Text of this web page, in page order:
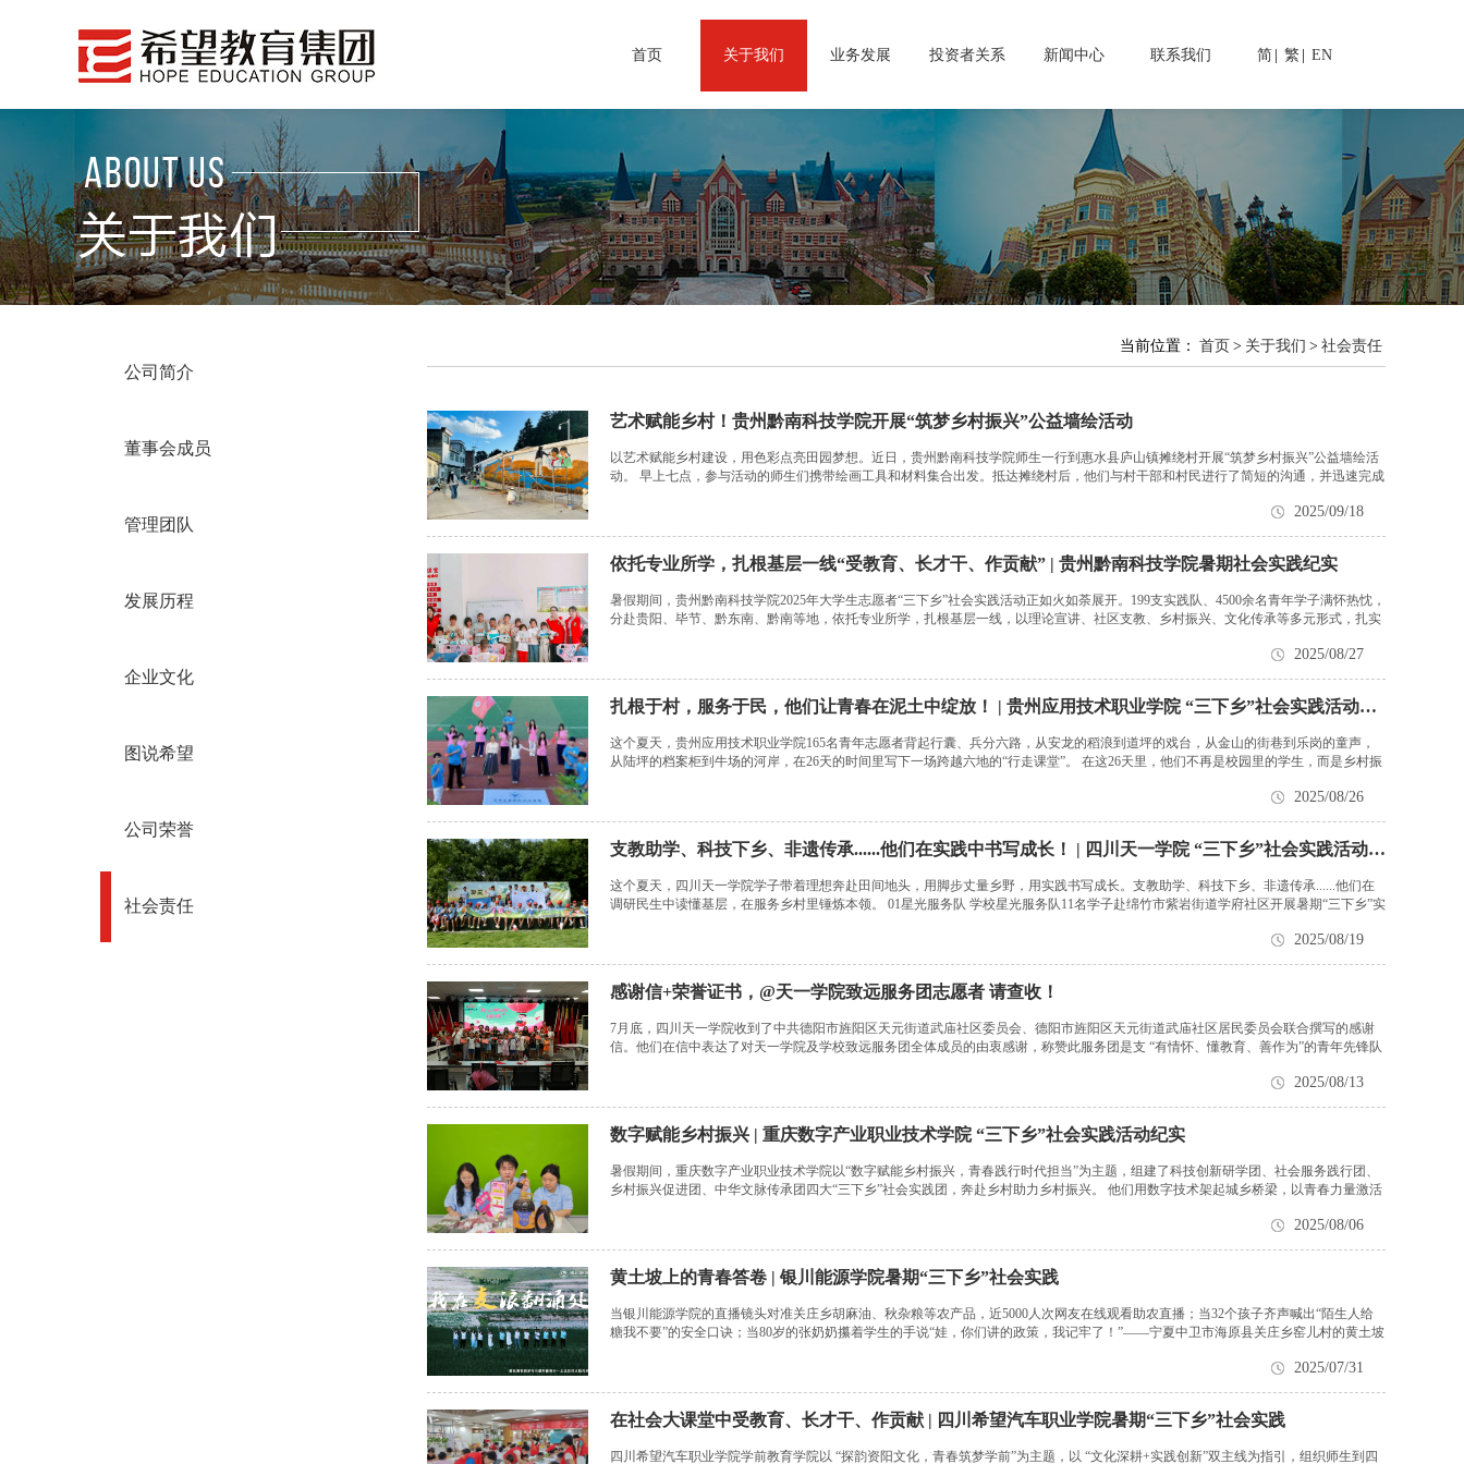
首页 关于我们 业务发展 投资者关系 新闻中心 联系我们 简 繁 EN
公司简介
董事会成员
管理团队
发展历程
企业文化
图说希望
公司荣誉
社会责任
当前位置： 首页 > 关于我们 > 社会责任
艺术赋能乡村！贵州黔南科技学院开展“筑梦乡村振兴”公益墙绘活动
以艺术赋能乡村建设，用色彩点亮田园梦想。近日，贵州黔南科技学院师生一行到惠水县庐山镇摊绕村开展“筑梦乡村振兴”公益墙绘活
动。 早上七点，参与活动的师生们携带绘画工具和材料集合出发。抵达摊绕村后，他们与村干部和村民进行了简短的沟通，并迅速完成
2025/09/18
依托专业所学，扎根基层一线“受教育、长才干、作贡献” | 贵州黔南科技学院暑期社会实践纪实
暑假期间，贵州黔南科技学院2025年大学生志愿者“三下乡”社会实践活动正如火如荼展开。199支实践队、4500余名青年学子满怀热忱，
分赴贵阳、毕节、黔东南、黔南等地，依托专业所学，扎根基层一线，以理论宣讲、社区支教、乡村振兴、文化传承等多元形式，扎实
2025/08/27
扎根于村，服务于民，他们让青春在泥土中绽放！ | 贵州应用技术职业学院 “三下乡”社会实践活动纪实
这个夏天，贵州应用技术职业学院165名青年志愿者背起行囊、兵分六路，从安龙的稻浪到道坪的戏台，从金山的街巷到乐岗的童声，
从陆坪的档案柜到牛场的河岸，在26天的时间里写下一场跨越六地的“行走课堂”。 在这26天里，他们不再是校园里的学生，而是乡村振
2025/08/26
支教助学、科技下乡、非遗传承......他们在实践中书写成长！ | 四川天一学院 “三下乡”社会实践活动纪实
这个夏天，四川天一学院学子带着理想奔赴田间地头，用脚步丈量乡野，用实践书写成长。支教助学、科技下乡、非遗传承......他们在
调研民生中读懂基层，在服务乡村里锤炼本领。 01星光服务队 学校星光服务队11名学子赴绵竹市紫岩街道学府社区开展暑期“三下乡”实
2025/08/19
感谢信+荣誉证书，@天一学院致远服务团志愿者 请查收！
7月底，四川天一学院收到了中共德阳市旌阳区天元街道武庙社区委员会、德阳市旌阳区天元街道武庙社区居民委员会联合撰写的感谢
信。他们在信中表达了对天一学院及学校致远服务团全体成员的由衷感谢，称赞此服务团是支 “有情怀、懂教育、善作为”的青年先锋队
2025/08/13
数字赋能乡村振兴 | 重庆数字产业职业技术学院 “三下乡”社会实践活动纪实
暑假期间，重庆数字产业职业技术学院以“数字赋能乡村振兴，青春践行时代担当”为主题，组建了科技创新研学团、社会服务践行团、
乡村振兴促进团、中华文脉传承团四大“三下乡”社会实践团，奔赴乡村助力乡村振兴。 他们用数字技术架起城乡桥梁，以青春力量激活
2025/08/06
黄土坡上的青春答卷 | 银川能源学院暑期“三下乡”社会实践
当银川能源学院的直播镜头对准关庄乡胡麻油、秋杂粮等农产品，近5000人次网友在线观看助农直播；当32个孩子齐声喊出“陌生人给
糖我不要”的安全口诀；当80岁的张奶奶攥着学生的手说“娃，你们讲的政策，我记牢了！”——宁夏中卫市海原县关庄乡窑儿村的黄土坡
2025/07/31
在社会大课堂中受教育、长才干、作贡献 | 四川希望汽车职业学院暑期“三下乡”社会实践
四川希望汽车职业学院学前教育学院以 “探韵资阳文化，青春筑梦学前”为主题，以 “文化深耕+实践创新”双主线为指引，组织师生到四